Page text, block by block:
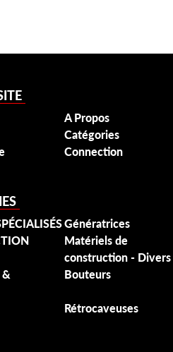
A Propos
Catégories
Connection
Génératrices
Matériels de
construction - Divers
&
Bouteurs
Rétrocaveuses